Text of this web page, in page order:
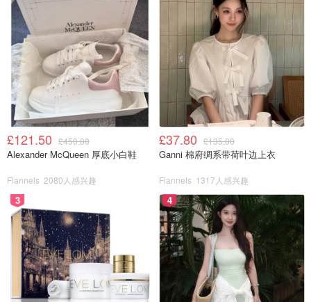
4️⃣鸡蛋打散成鸡蛋液，取一半分两次加入，用低速搅拌均
匀，每一次加入都要打至完全混合再加入下一次（分次加入
可避免油水分离）
£121.50 £450.00
Alexander McQueen 厚底小白鞋
Flannels 2080人感兴趣
£37.80 £135.00
Ganni 棉府绸系带荷叶边上衣
Flannels 1317人感兴趣
3 4